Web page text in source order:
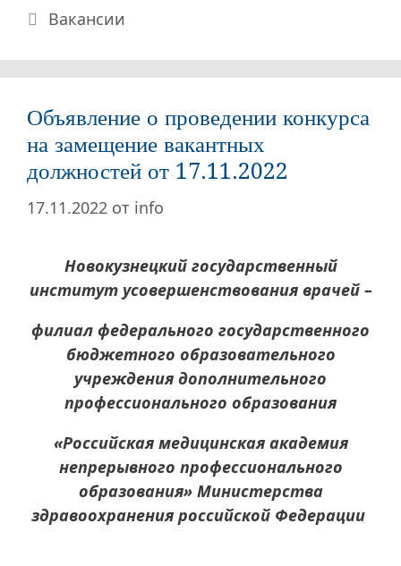
Рубрики
Вакансии
Объявление о проведении конкурса
на замещение вакантных
должностей от 17.11.2022
17.11.2022 от info
Новокузнецкий государственный
институт усовершенствования врачей –
филиал федерального государственного
бюджетного образовательного
учреждения дополнительного
профессионального образования
«Российская медицинская академия
непрерывного профессионального
образования» Министерства
здравоохранения российской Федерации